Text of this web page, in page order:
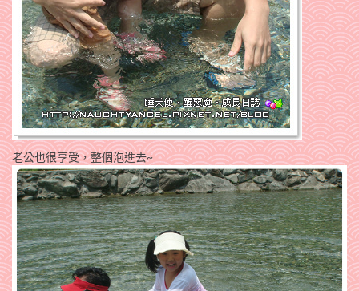
老公也很享受，整個泡進去~